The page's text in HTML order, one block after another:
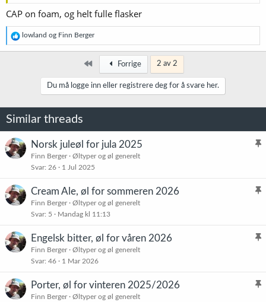
CAP on foam, og helt fulle flasker
R
e
a
r
:
lowland og Finn Berger
Først Forrige 2 av 2
Du må logge inn eller registrere deg for å svare her.
Similar threads
K
t
Norsk juleøl for jula 2025
Finn Berger
Øltyper og øl generelt
Svar 26 1 Jul 2025
K
t
Cream Ale, øl for sommeren 2026
Finn Berger
Øltyper og øl generelt
Svar 5 Mandag kl 11:13
K
t
Engelsk bitter, øl for våren 2026
Finn Berger
Øltyper og øl generelt
Svar 46 1 Mar 2026
K
Porter, øl for vinteren 2025/2026
Finn Berger
Øltyper og øl generelt